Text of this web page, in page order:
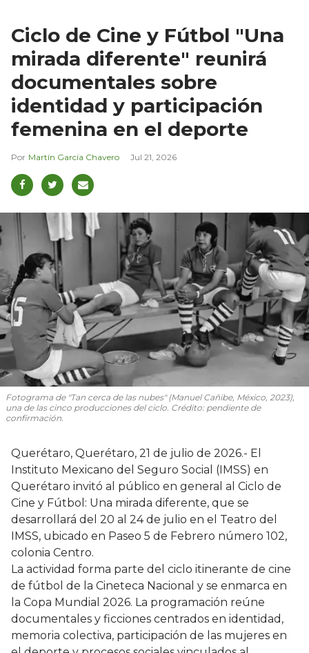
Ciclo de Cine y Fútbol "Una
mirada diferente" reunirá
documentales sobre
identidad y participación
femenina en el deporte
Martín García Chavero Jul 21, 2026
Fotograma de "Tan cerca de las nubes" (Manuel Cañibe, México, 2023),
una de las cinco producciones del ciclo. Crédito: pendiente de
confirmación.
Querétaro, Querétaro, 21 de julio de 2026.- El
Instituto Mexicano del Seguro Social (IMSS) en
Querétaro invitó al público en general al Ciclo de
Cine y Fútbol: Una mirada diferente, que se
desarrollará del 20 al 24 de julio en el Teatro del
IMSS, ubicado en Paseo 5 de Febrero número 102,
colonia Centro.
La actividad forma parte del ciclo itinerante de cine
de fútbol de la Cineteca Nacional y se enmarca en
la Copa Mundial 2026. La programación reúne
documentales y ficciones centrados en identidad,
memoria colectiva, participación de las mujeres en